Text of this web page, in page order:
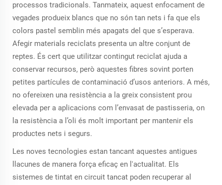
processos tradicionals. Tanmateix, aquest enfocament de
vegades produeix blancs que no són tan nets i fa que els
colors pastel semblin més apagats del que s’esperava.
Afegir materials reciclats presenta un altre conjunt de
reptes. És cert que utilitzar contingut reciclat ajuda a
conservar recursos, però aquestes fibres sovint porten
petites partícules de contaminació d’usos anteriors. A més,
no ofereixen una resistència a la greix consistent prou
elevada per a aplicacions com l’envasat de pastisseria, on
la resistència a l’oli és molt important per mantenir els
productes nets i segurs.
Les noves tecnologies estan tancant aquestes antigues
llacunes de manera força eficaç en l'actualitat. Els
sistemes de tintat en circuit tancat poden recuperar al